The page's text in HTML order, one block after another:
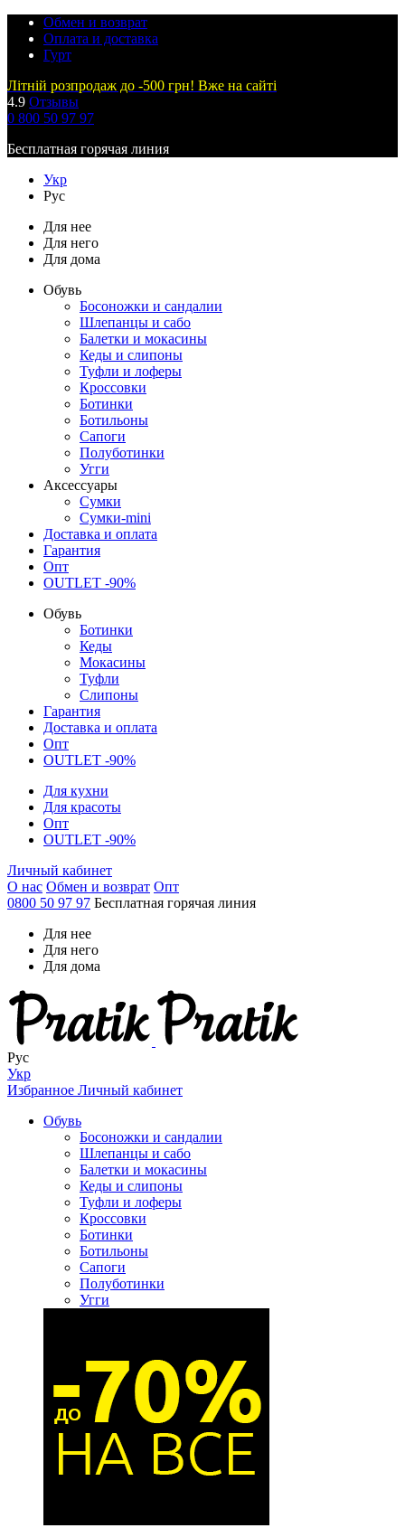
Обмен и возврат
Оплата и доставка
Гурт
Літній розпродаж до -500 грн! Вже на сайті
4.9 Отзывы
0 800 50 97 97
Бесплатная горячая линия
Укр
Рус
Для нее
Для него
Для дома
Обувь
Босоножки и сандалии
Шлепанцы и сабо
Балетки и мокасины
Кеды и слипоны
Туфли и лоферы
Кроссовки
Ботинки
Ботильоны
Сапоги
Полуботинки
Угги
Аксессуары
Сумки
Сумки-mini
Доставка и оплата
Гарантия
Опт
OUTLET -90%
Обувь
Ботинки
Кеды
Мокасины
Туфли
Слипоны
Гарантия
Доставка и оплата
Опт
OUTLET -90%
Для кухни
Для красоты
Опт
OUTLET -90%
Личный кабинет
О нас Обмен и возврат Опт
0800 50 97 97 Бесплатная горячая линия
Для нее
Для него
Для дома
Рус
Укр
Избранное Личный кабинет
Обувь
Босоножки и сандалии
Шлепанцы и сабо
Балетки и мокасины
Кеды и слипоны
Туфли и лоферы
Кроссовки
Ботинки
Ботильоны
Сапоги
Полуботинки
Угги